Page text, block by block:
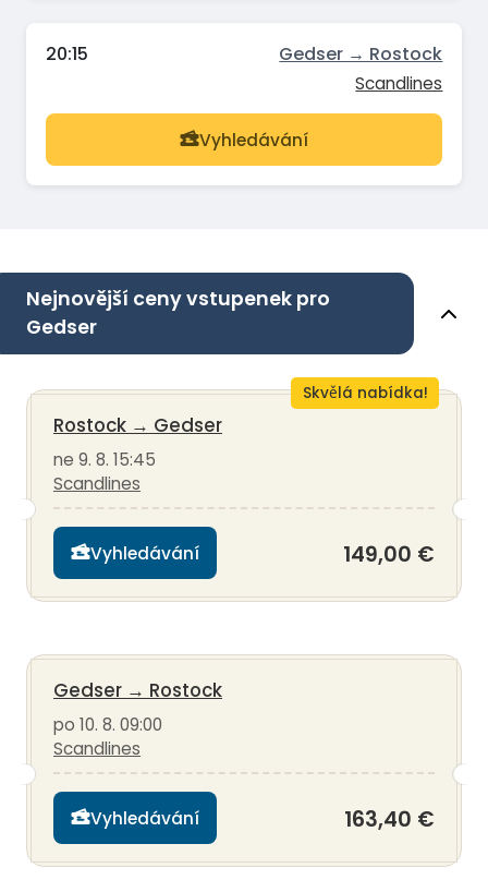
20:15 Gedser → Rostock
Scandlines
Vyhledávání
Nejnovější ceny vstupenek pro
Gedser
Skvělá nabídka!
Rostock → Gedser
ne 9. 8. 15:45
Scandlines
Vyhledávání 149,00 €
Gedser → Rostock
po 10. 8. 09:00
Scandlines
Vyhledávání 163,40 €